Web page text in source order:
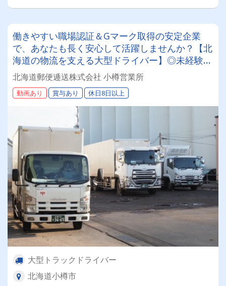
働きやすい職場認証＆Gマーク取得の安定企業
で、あなたも長く安心して活躍しませんか？【北
海道の物流を支える大型ドライバー】◎未経験歓
迎◎残業月平均8～9時間◎賞与年3回（昨年度実
績：計4.05ヶ月分）◎カゴ台車メイン
北海道郵便逓送株式会社 小樽営業所
動画あり 賞与あり 休日8日以上
大型トラックドライバー
北海道小樽市